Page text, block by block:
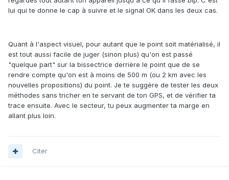
lui qui te donne le cap à suivre et le signal OK dans les deux cas.
Quant à l'aspect visuel, pour autant que le point soit matérialisé, il
est tout aussi facile de juger (sinon plus) qu'on est passé
"quelque part" sur la bissectrice derrière le point que de se
rendre compte qu'on est à moins de 500 m (ou 2 km avec les
nouvelles propositions) du point. Je te suggère de tester les deux
méthodes sans tricher en te servant de ton GPS, et de vérifier ta
trace ensuite. Avec le secteur, tu peux augmenter ta marge en
allant plus loin.
Citer